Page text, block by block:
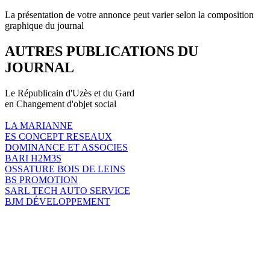
La présentation de votre annonce peut varier selon la composition
graphique du journal
AUTRES PUBLICATIONS DU
JOURNAL
Le Républicain d'Uzès et du Gard
en Changement d'objet social
LA MARIANNE
ES CONCEPT RESEAUX
DOMINANCE ET ASSOCIES
BARI H2M3S
OSSATURE BOIS DE LEINS
BS PROMOTION
SARL TECH AUTO SERVICE
BJM DÉVELOPPEMENT